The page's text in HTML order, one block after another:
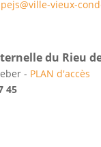
pejs@ville-vieux-
du Rieu
- PLAN d'accès
45